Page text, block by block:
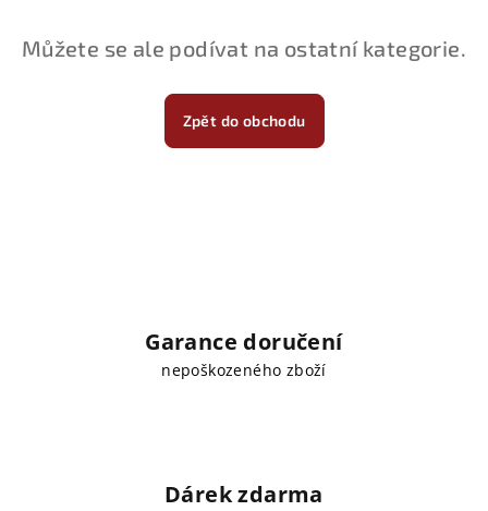
Můžete se ale podívat na ostatní kategorie.
Zpět do obchodu
Garance doručení
nepoškozeného zboží
Dárek zdarma